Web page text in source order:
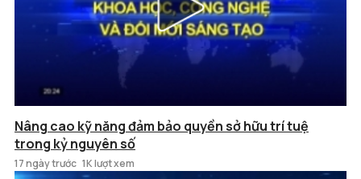
Nâng cao kỹ năng đảm bảo quyền sở hữu trí tuệ
trong kỷ nguyên số
17 ngày trước 1K lượt xem